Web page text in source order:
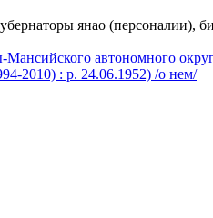
янао
автономного
2010) : р. 24.06.1952) /о нем/